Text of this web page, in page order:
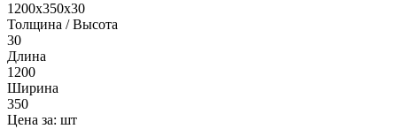
1200x350x30
Толщина / Высота
30
Длина
1200
Ширина
350
Цена за: шт